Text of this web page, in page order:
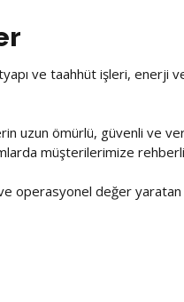
ve taahhüt işleri, enerji
ömürlü, güvenli ve
müşterilerimize
operasyonel değer